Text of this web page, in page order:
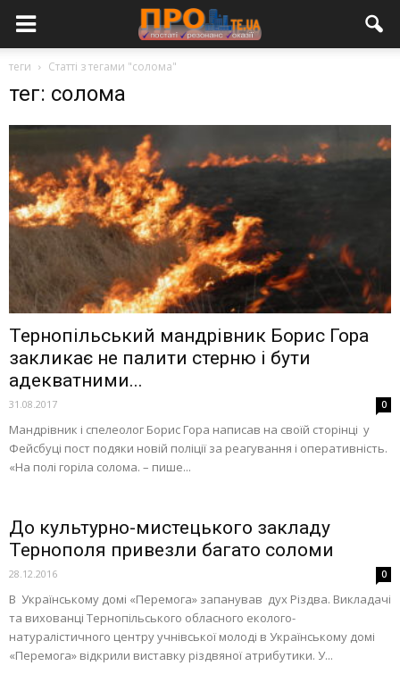
теги Статті з тегами "солома"
тег: солома
Тернопільський мандрівник Борис Гора
закликає не палити стерню і бути
адекватними...
31.08.2017 0
Мандрівник і спелеолог Борис Гора написав на своїй сторінці у
Фейсбуці пост подяки новій поліції за реагування і оперативність.
«На полі горіла солома. – пише...
До культурно-мистецького закладу
Тернополя привезли багато соломи
28.12.2016 0
В Українському домі «Перемога» запанував дух Різдва. Викладачі
та вихованці Тернопільського обласного еколого-
натуралістичного центру учнівської молоді в Українському домі
«Перемога» відкрили виставку різдвяної атрибутики. У...